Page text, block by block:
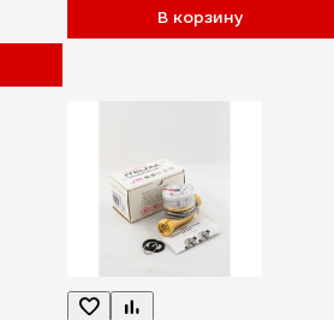
В корзину